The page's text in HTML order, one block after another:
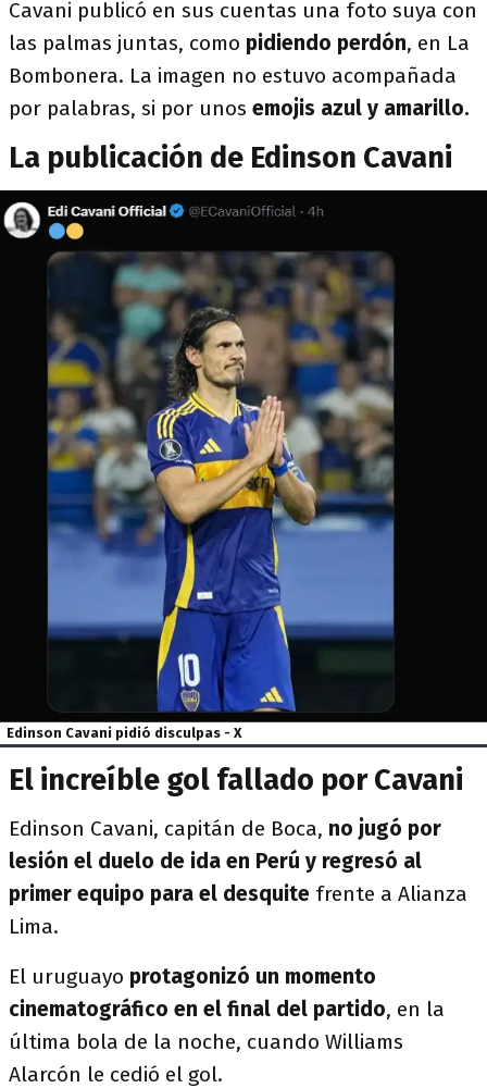
Cavani publicó en sus cuentas una foto suya con
las palmas juntas, como pidiendo perdón, en La
Bombonera. La imagen no estuvo acompañada
por palabras, si por unos emojis azul y amarillo.
La publicación de Edinson Cavani
Edinson Cavani pidió disculpas - X
El increíble gol fallado por Cavani
Edinson Cavani, capitán de Boca, no jugó por
lesión el duelo de ida en Perú y regresó al
primer equipo para el desquite frente a Alianza
Lima.
El uruguayo protagonizó un momento
cinematográfico en el final del partido, en la
última bola de la noche, cuando Williams
Alarcón le cedió el gol.